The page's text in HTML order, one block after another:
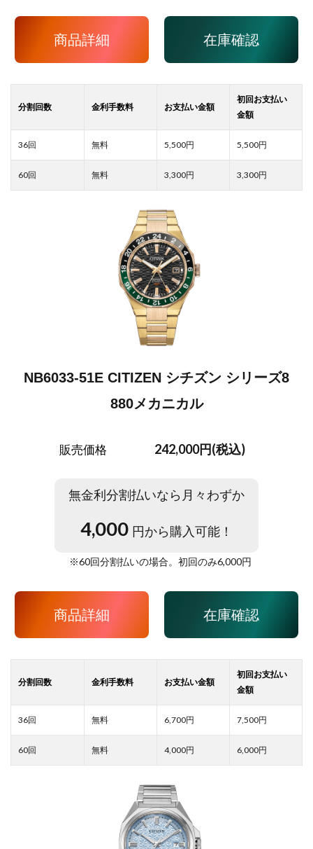
商品詳細 在庫確認
5,500 5,500
3,300 3,300
NB6033-51E CITIZEN シチズン シリーズ8
880メカニカル
販売価格 242,000円(税込)
無金利分割払いなら月々わずか
4,000 円から購入可能！
※60回分割払いの場合。初回のみ6,000円
商品詳細 在庫確認
6,700 7,500
4,000 6,000